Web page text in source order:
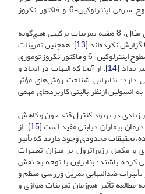
دهد که باعث تغییراتی در سطوح سرمی اینترلوکین-6‌‌ و فاکتور نکروز
از‌سوی‌دیگر، برخی مطالعات برای مثال، 8 هفته تمرینات ترکیبی هیچ‌گونه
13]. همچنین تمرینات
هوازی ‌‌استقامتی (‌12 هفته‌ای)، سطوح اینترلوکین-6‌ و فاکتور نکروز توموری
نداد [14]. از آنجا که التهاب در ایجاد و
2 نقش مهمی دارد؛ بنابراین شناخت روش‌های مؤثر
انسولین از‌نظر بالینی کاربرد‌های مهمی
زیادی در بهبود کنترل قند خون و کاهش
بیماران دیابتی مفید است [15]. از
تحقیقات محدودی وجود دارند که تأثیر
و مکمل رزوراترول بر میزان تغییرات
بررسی کرده باشند؛ بنابراین با توجه به نقش
ضد‌التهابی تمرین ورزشی منظم و
مطالعه‌ تأثیر هم‌زمان تمرینات هوازی و